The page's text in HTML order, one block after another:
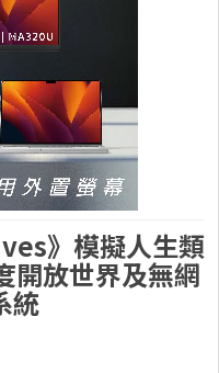
》模擬人生類
開放世界及無網
統